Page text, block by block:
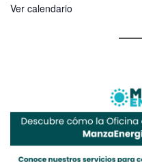
Ver calendario